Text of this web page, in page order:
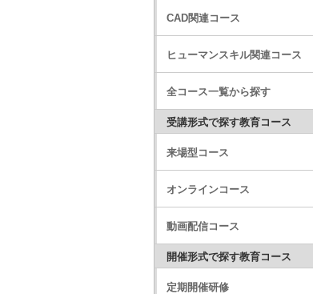
CAD関連コース
ヒューマンスキル関連コース
全コース一覧から探す
受講形式で探す教育コース
来場型コース
オンラインコース
動画配信コース
開催形式で探す教育コース
定期開催研修